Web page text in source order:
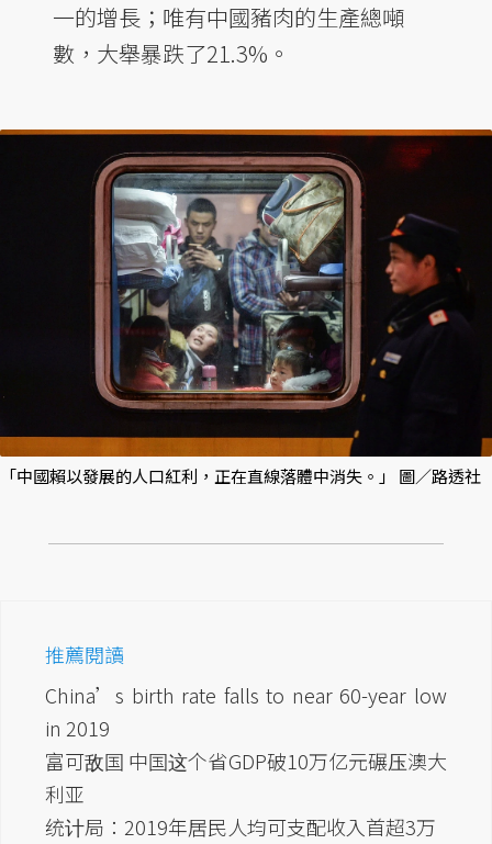
一的增長；唯有中國豬肉的生產總噸
數，大舉暴跌了21.3%。
「中國賴以發展的人口紅利，正在直線落體中消失。」 圖／路透社
推薦閱讀
China’s birth rate falls to near 60-year low
in 2019
富可敌国 中国这个省GDP破10万亿元碾压澳大
利亚
统计局：2019年居民人均可支配收入首超3万